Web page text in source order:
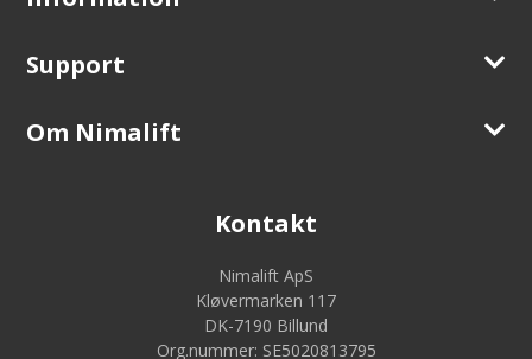
Support
Om Nimalift
Kontakt
Nimalift ApS
Kløvermarken 117
DK-7190 Billund
Org.nummer: SE5020813795